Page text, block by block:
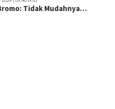
Tidak Mudahnya…